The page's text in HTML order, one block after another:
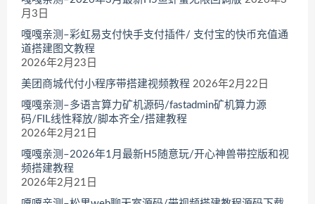
月3日
嘎嘎亲测–彩虹易支付快手支付插件/ 支付宝的快币充值通
道搭建图文教程
2026年2月23日
美团商城代付小程序带搭建视频教程 2026年2月22日
嘎嘎亲测–多语言算力矿机源码/fastadmin矿机算力源
码/FIL线性释放/脚本齐全/搭建教程
2026年2月21日
嘎嘎亲测–2026年1月最新H5随意玩/开心神兽带控版和视
频搭建教程
2026年2月21日